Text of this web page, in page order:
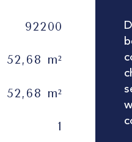
92200
52,68 m²
52,68 m²
1